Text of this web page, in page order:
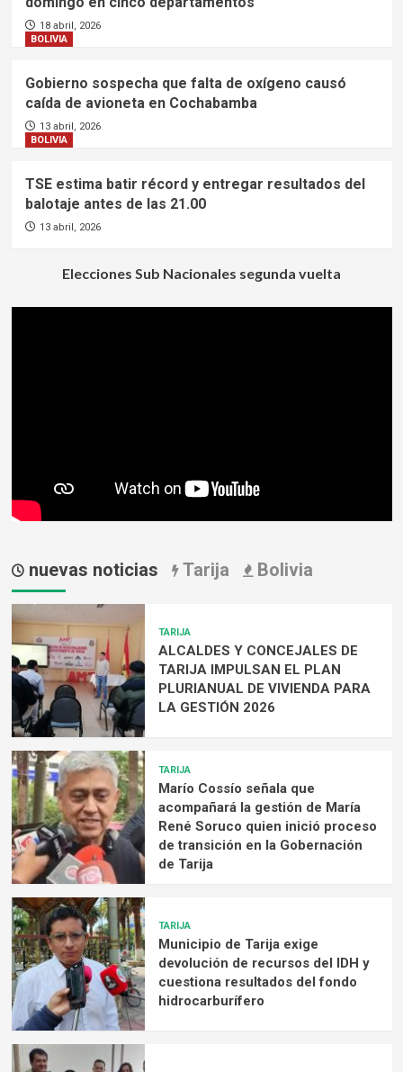
18 abril, 2026
BOLIVIA
Gobierno sospecha que falta de oxígeno causó
caída de avioneta en Cochabamba
13 abril, 2026
BOLIVIA
TSE estima batir récord y entregar resultados del
balotaje antes de las 21.00
13 abril, 2026
Elecciones Sub Nacionales segunda vuelta
nuevas noticias Tarija Bolivia
TARIJA
ALCALDES Y CONCEJALES DE
TARIJA IMPULSAN EL PLAN
PLURIANUAL DE VIVIENDA PARA
LA GESTIÓN 2026
TARIJA
Marío Cossío señala que
acompañará la gestión de María
René Soruco quien inició proceso
de transición en la Gobernación
de Tarija
TARIJA
Municipio de Tarija exige
devolución de recursos del IDH y
cuestiona resultados del fondo
hidrocarburífero